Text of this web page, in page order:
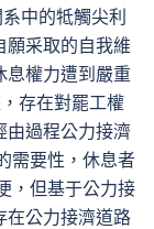
中的牴觸尖利
願采取的自我維
息權力遭到嚴重
存在對罷工權
由過程公力接濟
需要性，休息者
，但基于公力接
在公力接濟道路